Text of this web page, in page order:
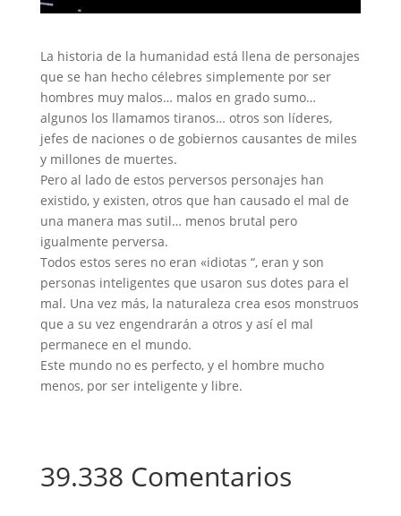
La historia de la humanidad está llena de personajes
que se han hecho célebres simplemente por ser
hombres muy malos… malos en grado sumo…
algunos los llamamos tiranos… otros son líderes,
jefes de naciones o de gobiernos causantes de miles
y millones de muertes.
Pero al lado de estos perversos personajes han
existido, y existen, otros que han causado el mal de
una manera mas sutil… menos brutal pero
igualmente perversa.
Todos estos seres no eran «idiotas “, eran y son
personas inteligentes que usaron sus dotes para el
mal. Una vez más, la naturaleza crea esos monstruos
que a su vez engendrarán a otros y así el mal
permanece en el mundo.
Este mundo no es perfecto, y el hombre mucho
menos, por ser inteligente y libre.
39.338 Comentarios